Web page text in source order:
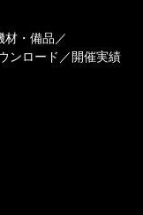
材・備品
ンロード 開催実績